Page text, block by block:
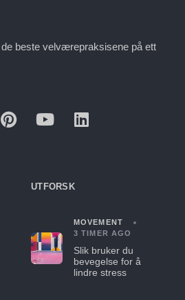
beste velværepraksisene på ett
UTFORSK
MOVEMENT
3 TIMER AGO
Slik bruker du
bevegelse for å
lindre stress